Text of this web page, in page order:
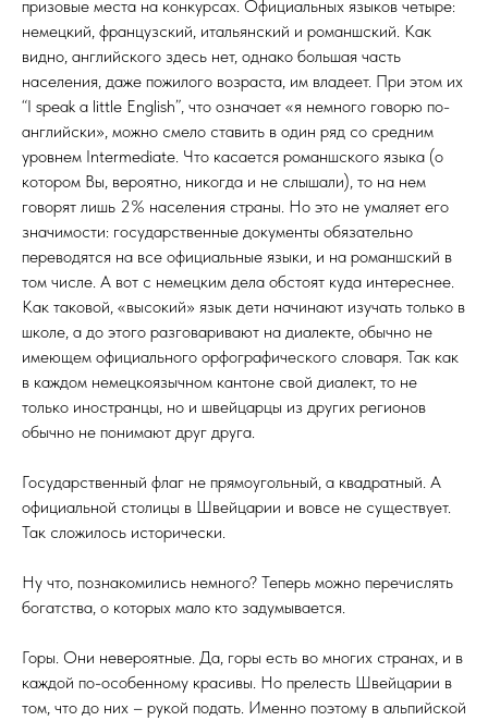
призовые места на конкурсах. Официальных языков четыре:
немецкий, французский, итальянский и романшский. Как
видно, английского здесь нет, однако большая часть
населения, даже пожилого возраста, им владеет. При этом их
“I speak a little English”, что означает «я немного говорю по-
английски», можно смело ставить в один ряд со средним
уровнем Intermediate. Что касается романшского языка (о
котором Вы, вероятно, никогда и не слышали), то на нем
говорят лишь 2% населения страны. Но это не умаляет его
значимости: государственные документы обязательно
переводятся на все официальные языки, и на романшский в
том числе. А вот с немецким дела обстоят куда интереснее.
Как таковой, «высокий» язык дети начинают изучать только в
школе, а до этого разговаривают на диалекте, обычно не
имеющем официального орфографического словаря. Так как
в каждом немецкоязычном кантоне свой диалект, то не
только иностранцы, но и швейцарцы из других регионов
обычно не понимают друг друга.
Государственный флаг не прямоугольный, а квадратный. А
официальной столицы в Швейцарии и вовсе не существует.
Так сложилось исторически.
Ну что, познакомились немного? Теперь можно перечислять
богатства, о которых мало кто задумывается.
Горы. Они невероятные. Да, горы есть во многих странах, и в
каждой по-особенному красивы. Но прелесть Швейцарии в
том, что до них – рукой подать. Именно поэтому в альпийской